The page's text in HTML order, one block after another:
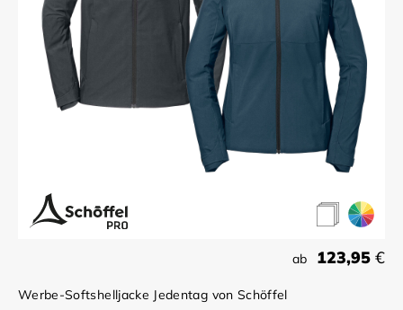
ab 123,95 €
Werbe-Softshelljacke Jedentag von Schöffel